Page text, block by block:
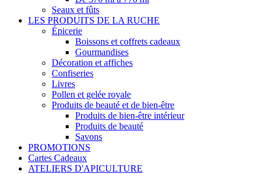
Seaux et fûts
LES PRODUITS DE LA RUCHE
Épicerie
Boissons et coffrets cadeaux
Gourmandises
Décoration et affiches
Confiseries
Livres
Pollen et gelée royale
Produits de beauté et de bien-être
Produits de bien-être intérieur
Produits de beauté
Savons
PROMOTIONS
Cartes Cadeaux
ATELIERS D'APICULTURE